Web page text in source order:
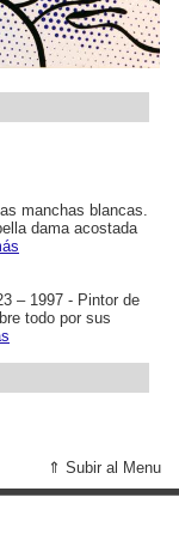
manchas blancas.
dama acostada
– 1997 - Pintor de
todo por sus
⇑ Subir al Menu